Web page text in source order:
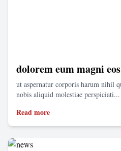
dolorem eum magni
ut aspernatur corporis harum nihil
nobis aliquid molestiae perspiciati...
Read more